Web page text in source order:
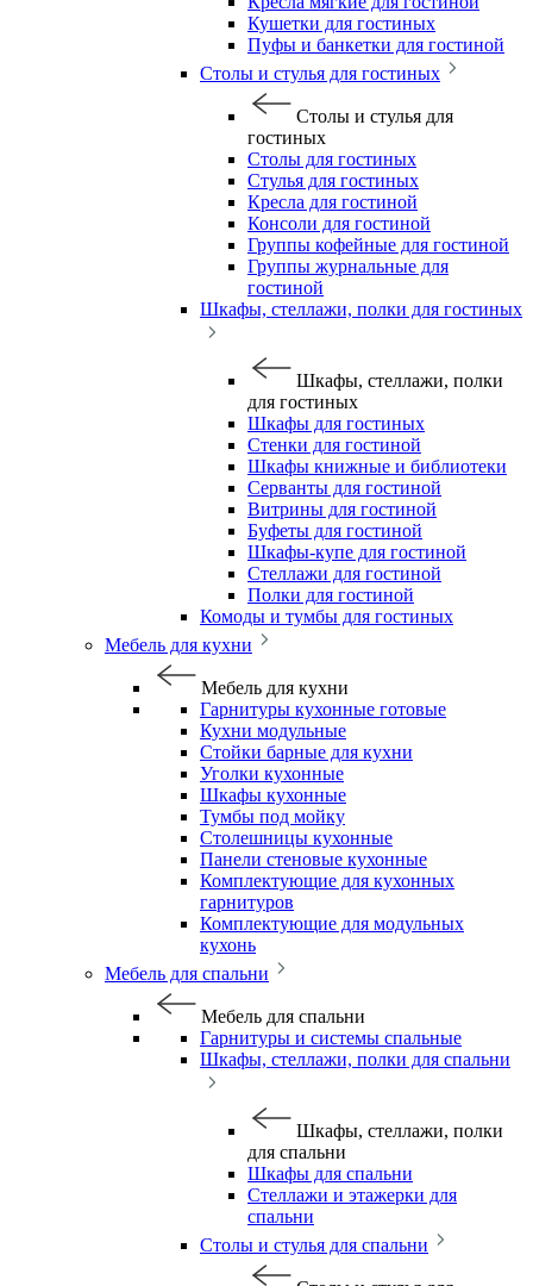
Кушетки для гостиных
Пуфы и банкетки для гостиной
Столы и стулья для гостиных
Столы и стулья для
гостиных
Столы для гостиных
Стулья для гостиных
Кресла для гостиной
Консоли для гостиной
Группы кофейные для гостиной
Группы журнальные для
гостиной
Шкафы, стеллажи, полки для гостиных
Шкафы, стеллажи, полки
для гостиных
Шкафы для гостиных
Стенки для гостиной
Шкафы книжные и библиотеки
Серванты для гостиной
Витрины для гостиной
Буфеты для гостиной
Шкафы-купе для гостиной
Стеллажи для гостиной
Полки для гостиной
Комоды и тумбы для гостиных
Мебель для кухни
Мебель для кухни
Гарнитуры кухонные готовые
Кухни модульные
Стойки барные для кухни
Уголки кухонные
Шкафы кухонные
Тумбы под мойку
Столешницы кухонные
Панели стеновые кухонные
Комплектующие для кухонных
гарнитуров
Комплектующие для модульных
кухонь
Мебель для спальни
Мебель для спальни
Гарнитуры и системы спальные
Шкафы, стеллажи, полки для спальни
Шкафы, стеллажи, полки
для спальни
Шкафы для спальни
Стеллажи и этажерки для
спальни
Столы и стулья для спальни